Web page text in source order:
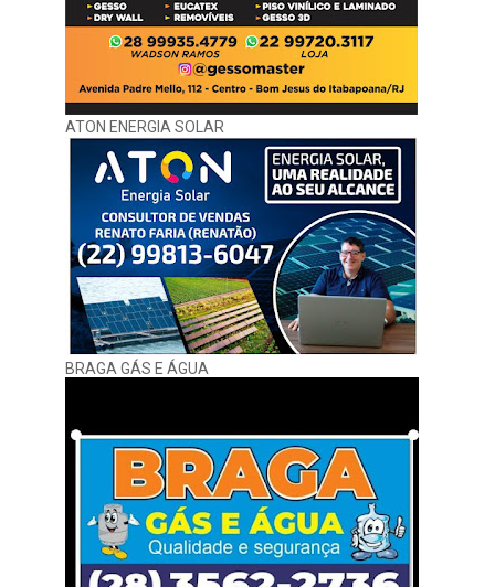
ATON ENERGIA SOLAR
BRAGA GÁS E ÁGUA